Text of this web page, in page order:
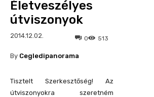
Életveszélyes
útviszonyok
2014.12.02. 513
0
By Cegledipanorama
Tisztelt Szerkesztőség! Az
útviszonyokra szeretném